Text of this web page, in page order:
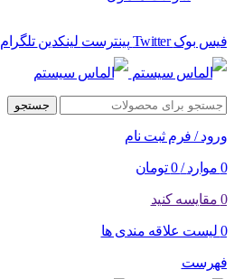
فیس بوک Twitter پینترست لینکدین تلگرام
جستجو
ورود / فرم ثبت نام
0 موارد /
0 تومان
0 مقایسه کنید
0 لیست علاقه مندی ها
فهرست